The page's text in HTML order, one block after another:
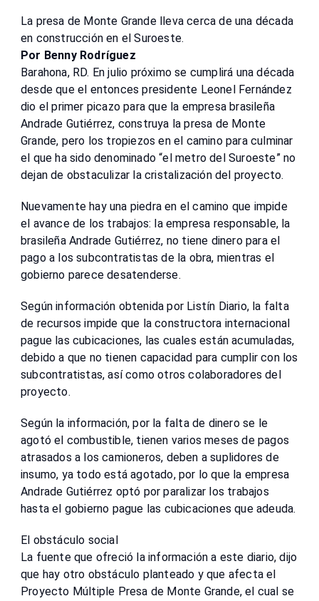
La presa de Monte Grande lleva cerca de una década
en construcción en el Suroeste.
Por Benny Rodríguez
Barahona, RD. En julio próximo se cumpli­rá una década
desde que el entonces presidente Leonel Fernández
dio el primer picazo para que la empre­sa brasileña
Andrade Gu­tiérrez, construya la presa de Monte
Grande, pero los tropiezos en el camino pa­ra culminar
el que ha sido denominado “el metro del Suroeste” no
dejan de obs­taculizar la cristalización del proyecto.
Nuevamente hay una piedra en el camino que impide
el avance de los tra­bajos: la empresa respon­sable, la
brasileña Andrade Gutiérrez, no tiene dinero para el
pago a los subcon­tratistas de la obra, mien­tras el
gobierno parece des­atenderse.
Según información ob­tenida por Listín Diario, la falta
de recursos impide que la constructora inter­nacional
pague las cubi­caciones, las cuales están acumuladas,
debido a que no tienen capacidad para cumplir con los
subcontra­tistas, así como otros cola­boradores del
proyecto.
Según la información, por la falta de dinero se le
agotó el combustible, tie­nen varios meses de pagos
atrasados a los camione­ros, deben a suplidores de
insumo, ya todo está ago­tado, por lo que la empre­sa
Andrade Gutiérrez optó por paralizar los trabajos
hasta el gobierno pague las cubicaciones que adeuda.
El obstáculo social
La fuente que ofreció la in­formación a este diario, di­jo
que hay otro obstáculo planteado y que afecta el
Proyecto Múltiple Presa de Monte Grande, el cual se